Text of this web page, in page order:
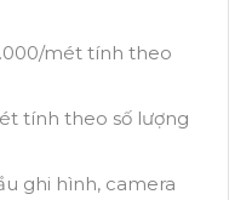
mét tính theo
tính theo số lượng
ghi hình, camera